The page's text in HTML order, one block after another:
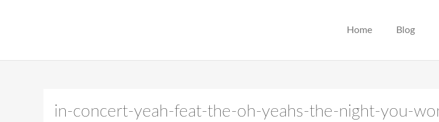
Home Blog
in-concert-yeah-feat-the-oh-yeahs-the-night-you-